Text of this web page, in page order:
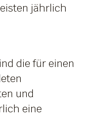
jährlich
die für einen
und
eine